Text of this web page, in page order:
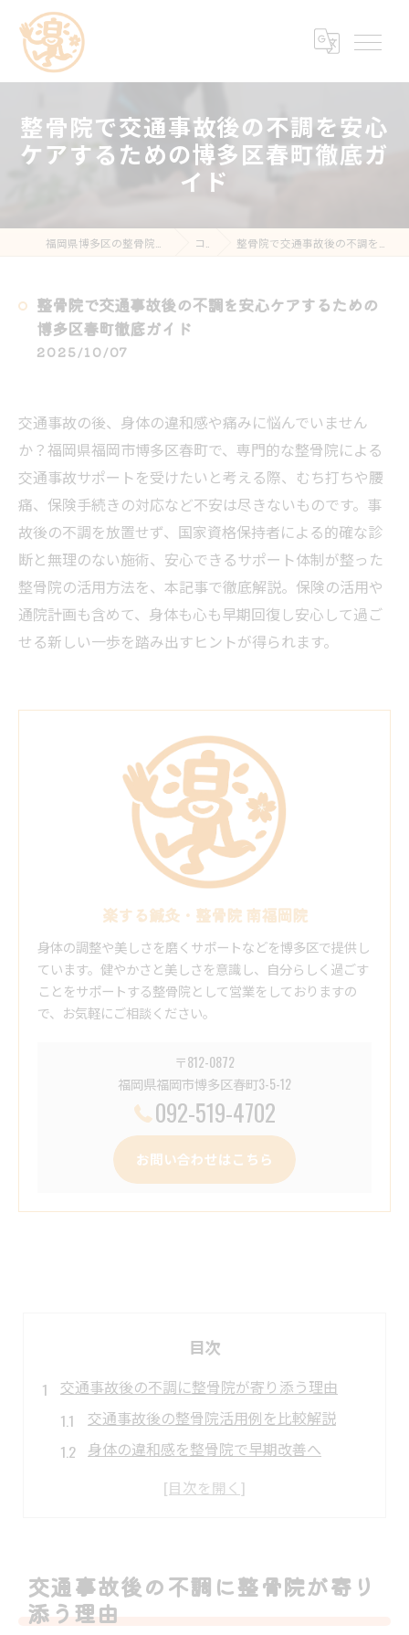
整骨院で交通事故後の不調を安心
ケアするための博多区春町徹底ガ
イド
コラム 整骨院で交通事故後の不調を安心ケアするための博多区春町徹底ガイド
整骨院で交通事故後の不調を安心ケアするための
博多区春町徹底ガイド
2025/10/07
交通事故の後、身体の違和感や痛みに悩んでいません
か？福岡県福岡市博多区春町で、専門的な整骨院による
交通事故サポートを受けたいと考える際、むち打ちや腰
痛、保険手続きの対応など不安は尽きないものです。事
故後の不調を放置せず、国家資格保持者による的確な診
断と無理のない施術、安心できるサポート体制が整った
整骨院の活用方法を、本記事で徹底解説。保険の活用や
通院計画も含めて、身体も心も早期回復し安心して過ご
せる新しい一歩を踏み出すヒントが得られます。
楽する鍼灸・整骨院 南福岡院
身体の調整や美しさを磨くサポートなどを博多区で提供し
ています。健やかさと美しさを意識し、自分らしく過ごす
ことをサポートする整骨院として営業をしておりますの
で、お気軽にご相談ください。
〒812-0872
福岡県福岡市博多区春町3-5-12
092-519-4702
お問い合わせはこちら
目次
交通事故後の不調に整骨院が寄り添う理由
交通事故後の整骨院活用例を比較解説
身体の違和感を整骨院で早期改善へ
整骨院なら心身のケアも万全にできる
春町で整骨院を選ぶ安心ポイントとは
春町エリア整骨院選び比較表
交通事故後の不調に整骨院が寄り
添う理由